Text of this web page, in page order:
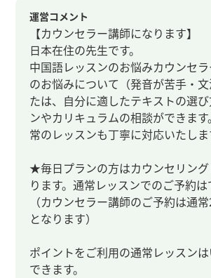
運営コメント
【カウンセラー講師になります】
日本在住の先生です。
中国語レッスンのお悩みカウンセ
のお悩みについて（発音が苦手・
たは、自分に適したテキストの選
ンやカリキュラムの相談ができま
常のレッスンも丁寧に対応いたしま
★毎日プランの方はカウンセリン
ります。通常レッスンでのご予約は
（カウンセラー講師のご予約は通
となります）
ポイントをご利用の通常レッスン
できます。